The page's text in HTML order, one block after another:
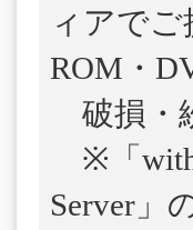
ィアで
ROM・
破損・
※「with
Server」